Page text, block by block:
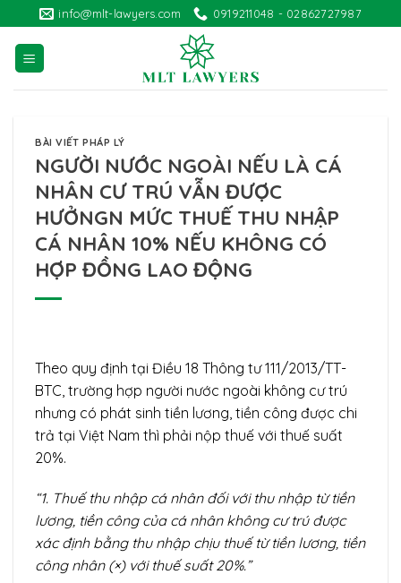
content
info@mlt-lawyers.com 0919211048 - 02862727987
BÀI VIẾT PHÁP LÝ
NGƯỜI NƯỚC NGOÀI NẾU LÀ CÁ
NHÂN CƯ TRÚ VẪN ĐƯỢC
HƯỞNGN MỨC THUẾ THU NHẬP
CÁ NHÂN 10% NẾU KHÔNG CÓ
HỢP ĐỒNG LAO ĐỘNG
Theo quy định tại Điều 18 Thông tư 111/2013/TT-
BTC, trường hợp người nước ngoài không cư trú
nhưng có phát sinh tiền lương, tiền công được chi
trả tại Việt Nam thì phải nộp thuế với thuế suất
20%.
“1. Thuế thu nhập cá nhân đối với thu nhập từ tiền
lương, tiền công của cá nhân không cư trú được
xác định bằng thu nhập chịu thuế từ tiền lương, tiền
công nhân (×) với thuế suất 20%.”